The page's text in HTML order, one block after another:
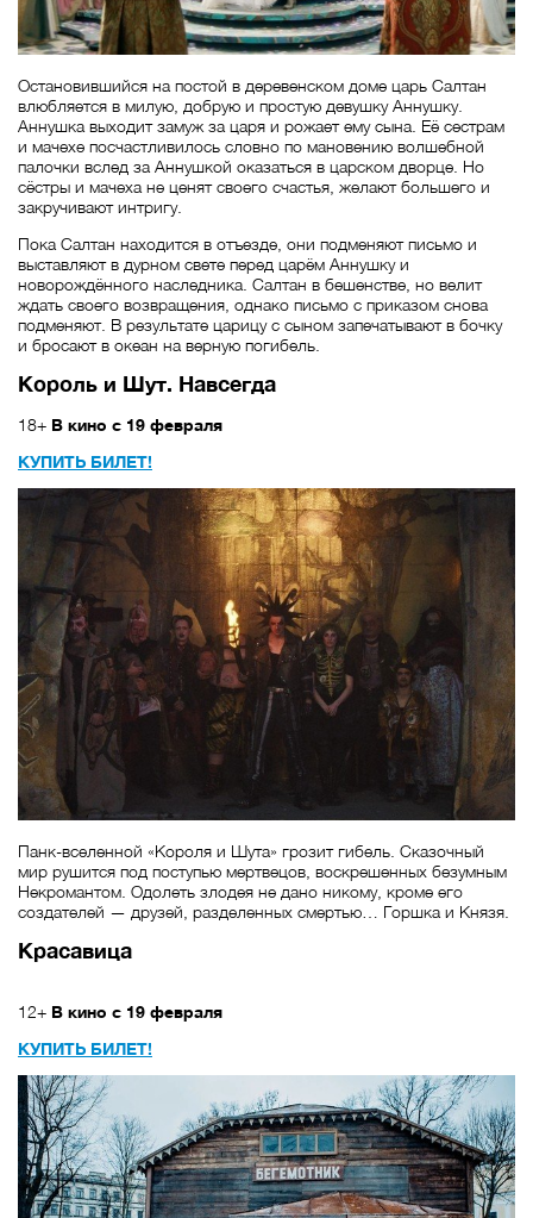
Остановившийся на постой в деревенском доме царь Салтан
влюбляется в милую, добрую и простую девушку Аннушку.
Аннушка выходит замуж за царя и рожает ему сына. Её сестрам
и мачехе посчастливилось словно по мановению волшебной
палочки вслед за Аннушкой оказаться в царском дворце. Но
сёстры и мачеха не ценят своего счастья, желают большего и
закручивают интригу.
Пока Салтан находится в отъезде, они подменяют письмо и
выставляют в дурном свете перед царём Аннушку и
новорождённого наследника. Салтан в бешенстве, но велит
ждать своего возвращения, однако письмо с приказом снова
подменяют. В результате царицу с сыном запечатывают в бочку
и бросают в океан на верную погибель.
Король и Шут. Навсегда
18+ В кино с 19 февраля
КУПИТЬ БИЛЕТ!
Панк-вселенной «Короля и Шута» грозит гибель. Сказочный
мир рушится под поступью мертвецов, воскрешенных безумным
Некромантом. Одолеть злодея не дано никому, кроме его
создателей — друзей, разделенных смертью… Горшка и Князя.
Красавица
12+ В кино с 19 февраля
КУПИТЬ БИЛЕТ!